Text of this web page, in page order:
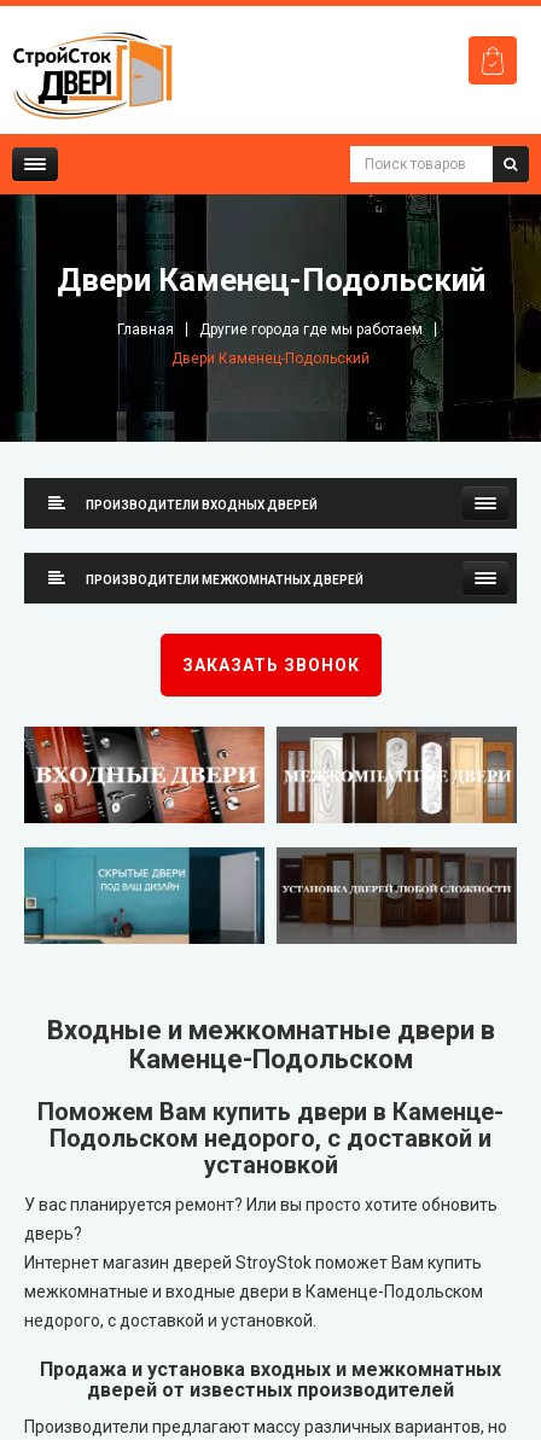
Двери Каменец-Подольский
Главная
Другие города где мы работаем
Двери Каменец-Подольский
ПРОИЗВОДИТЕЛИ ВХОДНЫХ ДВЕРЕЙ
Стильные Двери
Arma (Арма)
STRAJ (Страж)
Qdoors (Кью Дорс)
FORT (Форт)
Very Dveri (Вери Двери)
REDFORT (Редфорт)
Министерство Дверей
BEREZ (Берез)
MAGDA (Магда)
ПРОИЗВОДИТЕЛИ МЕЖКОМНАТНЫХ ДВЕРЕЙ
Neman (Неман)
New Style (Новый Стиль)
Омис
KORFAD (Корфад)
Korfad Express (Корфад Экспресс)
Korfad Excellence (краска)
Papa Carlo (Папа Карло)
LEADOR (Леадор)
Leador Express (Леадор Экспресс)
Leador Gloss
Darumi (Даруми)
Экодверка (из массива сосны)
ЗАКАЗАТЬ ЗВОНОК
Входные и межкомнатные двери в
Каменце-Подольском
Поможем Вам купить двери в Каменце-
Подольском недорого, с доставкой и
установкой
У вас планируется ремонт? Или вы просто хотите обновить
дверь?
Интернет магазин дверей StroyStok поможет Вам купить
межкомнатные и входные двери в Каменце-Подольском
недорого, с доставкой и установкой.
Продажа и установка входных и межкомнатных
дверей от известных производителей
Производители предлагают массу различных вариантов, но